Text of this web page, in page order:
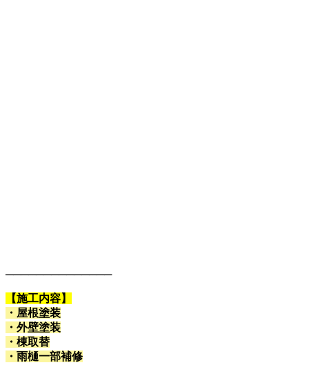
──────────────
【施工内容】
・屋根塗装
・外壁塗装
・棟取替
・雨樋一部補修